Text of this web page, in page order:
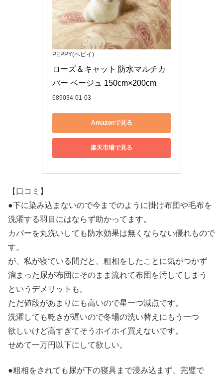
PEPPY(ペピイ)
ローズ＆キャット 防水マルチカ
バー ベージュ 150cm×200cm
689034-01-03
Amazonで見る
楽天市場で見る
【口コミ】
●下に染み込まないので今までのように掛け布団や毛布を
洗濯する羽目にはならず助かってます。
カバーを丸洗いしても防水効果は無くならない優れもので
す。
が、私が寝ている間だと、粗相をしたことに気がつかず
溜まった尿が布団にそのまま流れて布団を汚してしまう
というデメリットも。
ただ値段があまりにも高いので星一つ減点です。
洗濯しても乾きが遅いので冬場の洗い替えにもう一つ
欲しいけど高すぎてそうホイホイ買えないです。
せめて一万円以下にして欲しい。
●粗相をされても尿が下の寝具まで浸み込まず、完璧で